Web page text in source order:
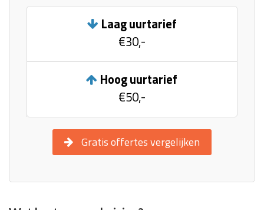
Laag uurtarief
€30,-
Hoog uurtarief
€50,-
Gratis offertes vergelijken